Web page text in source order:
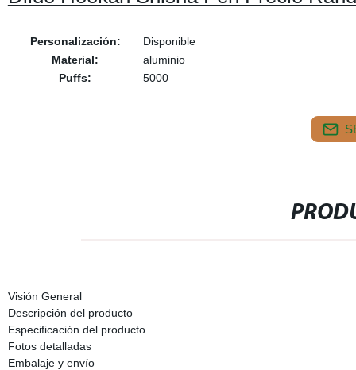
Personalización:
Disponible
Material:
aluminio
Puffs:
5000
Visión General
Descripción del producto
Especificación del producto
Fotos detalladas
Embalaje y envío